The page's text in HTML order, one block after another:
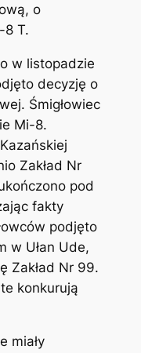
o
8 T.
w listopadzie
decyzję o
Śmigłowiec
Mi-8.
Zakład Nr
pod
fakty
podjęto
w Ułan Ude,
Zakład Nr 99.
konkurują
miały